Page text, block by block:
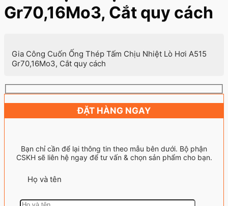
Gr70,16Mo3, Cắt quy cách
Gia Công Cuốn Ống Thép Tấm Chịu Nhiệt Lò Hơi A515
Gr70,16Mo3, Cắt quy cách
ĐẶT HÀNG NGAY
Bạn chỉ cần để lại thông tin theo mẫu bên dưới. Bộ phận
CSKH sẽ liên hệ ngay để tư vấn & chọn sản phẩm cho bạn.
Họ và tên